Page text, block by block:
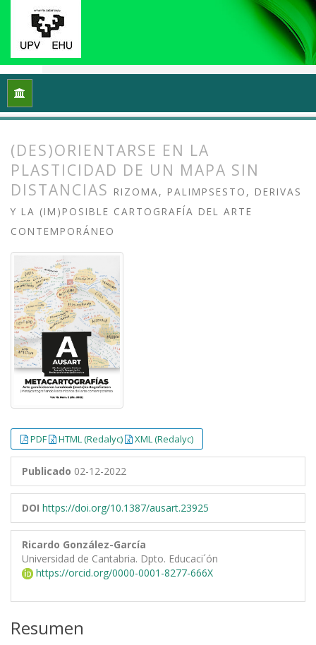
Inicio
(DES)ORIENTARSE EN LA
PLASTICIDAD DE UN MAPA SIN
DISTANCIAS RIZOMA, PALIMPSESTO, DERIVAS
Y LA (IM)POSIBLE CARTOGRAFÍA DEL ARTE
CONTEMPORÁNEO
PDF HTML (Redalyc) XML (Redalyc)
Publicado 02-12-2022
DOI https://doi.org/10.1387/ausart.23925
Ricardo González-García
Universidad de Cantabria. Dpto. Educaci´ón
https://orcid.org/0000-0001-8277-666X
Resumen